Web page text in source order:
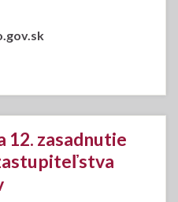
12. zasadnutie